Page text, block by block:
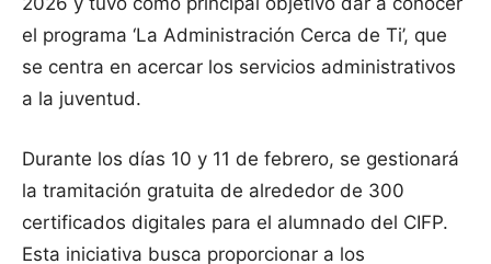
el programa ‘La Administración Cerca de Ti’, que
se centra en acercar los servicios administrativos
a la juventud.
Durante los días 10 y 11 de febrero, se gestionará
la tramitación gratuita de alrededor de 300
certificados digitales para el alumnado del CIFP.
Esta iniciativa busca proporcionar a los